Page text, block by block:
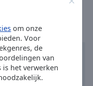
om onze
Voor
de
van
is het verwerken